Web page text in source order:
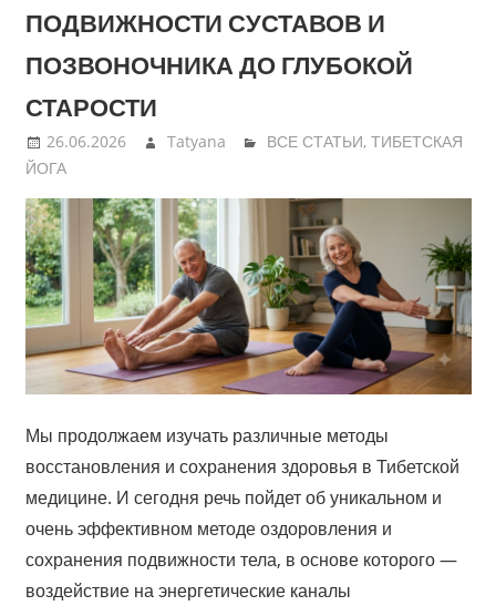
ПОДВИЖНОСТИ СУСТАВОВ И
ПОЗВОНОЧНИКА ДО ГЛУБОКОЙ
СТАРОСТИ
26.06.2026 Tatyana ВСЕ СТАТЬИ,ТИБЕТСКАЯ
ЙОГА
Мы продолжаем изучать различные методы
восстановления и сохранения здоровья в Тибетской
медицине. И сегодня речь пойдет об уникальном и
очень эффективном методе оздоровления и
сохранения подвижности тела, в основе которого —
воздействие на энергетические каналы